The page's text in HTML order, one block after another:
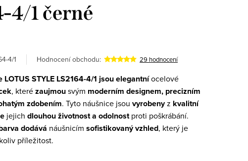
4/1 černé
4/1 Hodnocení obchodu: 29 hodnocení
STYLE LS2164-4/1 jsou elegantníocelové
, kterézaujmousvým moderním designem, precizním
zdobením. Tyto náušnice jsou vyrobenyz kvalitní
jejich dlouhou životnost a odolnostproti poškrábání.
dodává náušnicím sofistikovaný vzhled, který je
příležitost.